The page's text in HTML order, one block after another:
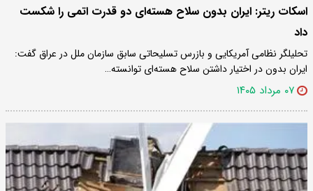
اسکات ریتر: ایران بدون سلاح هسته‌ای دو قدرت اتمی را شکست
داد
تحلیلگر نظامی آمریکایی و بازرس تسلیحاتی سابق سازمان ملل در عراق گفت:
ایران بدون در اختیار داشتن سلاح هسته‌ای توانسته…
۰۷ مرداد ۱۴۰۵